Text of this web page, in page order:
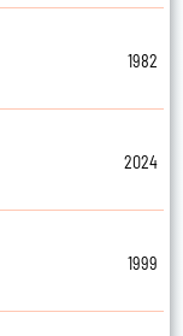
1982
2024
1999